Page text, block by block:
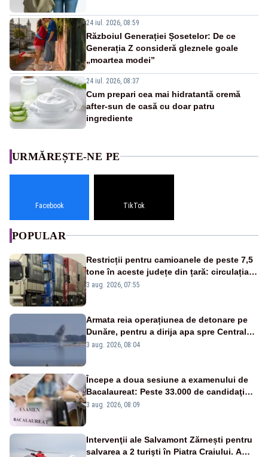
24 iul. 2026, 08:59
Războiul Generației Șosetelor: De ce
Generația Z consideră gleznele goale
„moartea modei”
24 iul. 2026, 08:37
Cum prepari cea mai hidratantă cremă
after-sun de casă cu doar patru
ingrediente
URMĂREȘTE-NE PE
Facebook TikTok
POPULAR
Restricții pentru camioanele de peste 7,5
tone în aceste județe din țară: circulația
este interzisă luni, între orele 12:00 și
3 aug. 2026, 07:55
Armata reia operațiunea de detonare pe
Dunăre, pentru a dirija apa spre Centrala
Cernavodă
3 aug. 2026, 08:04
Începe a doua sesiune a examenului de
Bacalaureat: Peste 33.000 de candidaţi
înscrişi
3 aug. 2026, 08:09
Intervenţii ale Salvamont Zărnești pentru
salvarea a 2 turişti în Piatra Craiului. A